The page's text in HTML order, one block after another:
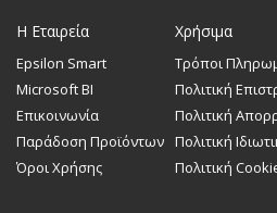
Η Εταιρεία
Epsilon Smart
Microsoft BI
Επικοινωνία
Παράδοση Προϊόντων
Όροι Χρήσης
Χρήσιμα
Τρόποι
Πολιτική
Πολιτική
Πολιτική
Πολιτική